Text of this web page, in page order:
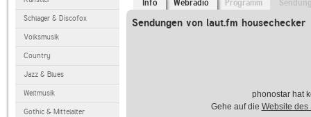
Schlager & Discofox
Volksmusik
Country
Jazz & Blues
Weltmusik
Gothic & Mittelalter
Info Webradio Programm
Sendungen von laut.fm housechecker
phonostar hat
Gehe auf die Website des